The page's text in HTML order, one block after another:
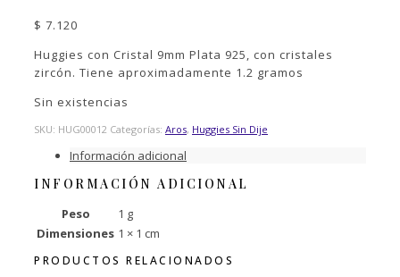
$ 7.120
Huggies con Cristal 9mm Plata 925, con cristales
zircón. Tiene aproximadamente 1.2 gramos
Sin existencias
SKU: HUG00012 Categorías: Aros, Huggies Sin Dije
Información adicional
INFORMACIÓN ADICIONAL
Peso
1 g
Dimensiones 1 × 1 cm
PRODUCTOS RELACIONADOS